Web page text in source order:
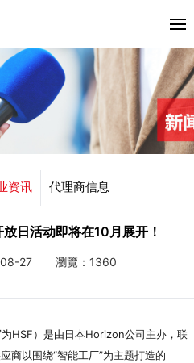
首頁
我们
中心
伙伴
方案
资讯
资讯 代理商信息
日活动即将在10月展开！
27 瀏覽：1360
HSF）是由日本Horizon公司主办，联
商以围绕“智能工厂”为主题打造的